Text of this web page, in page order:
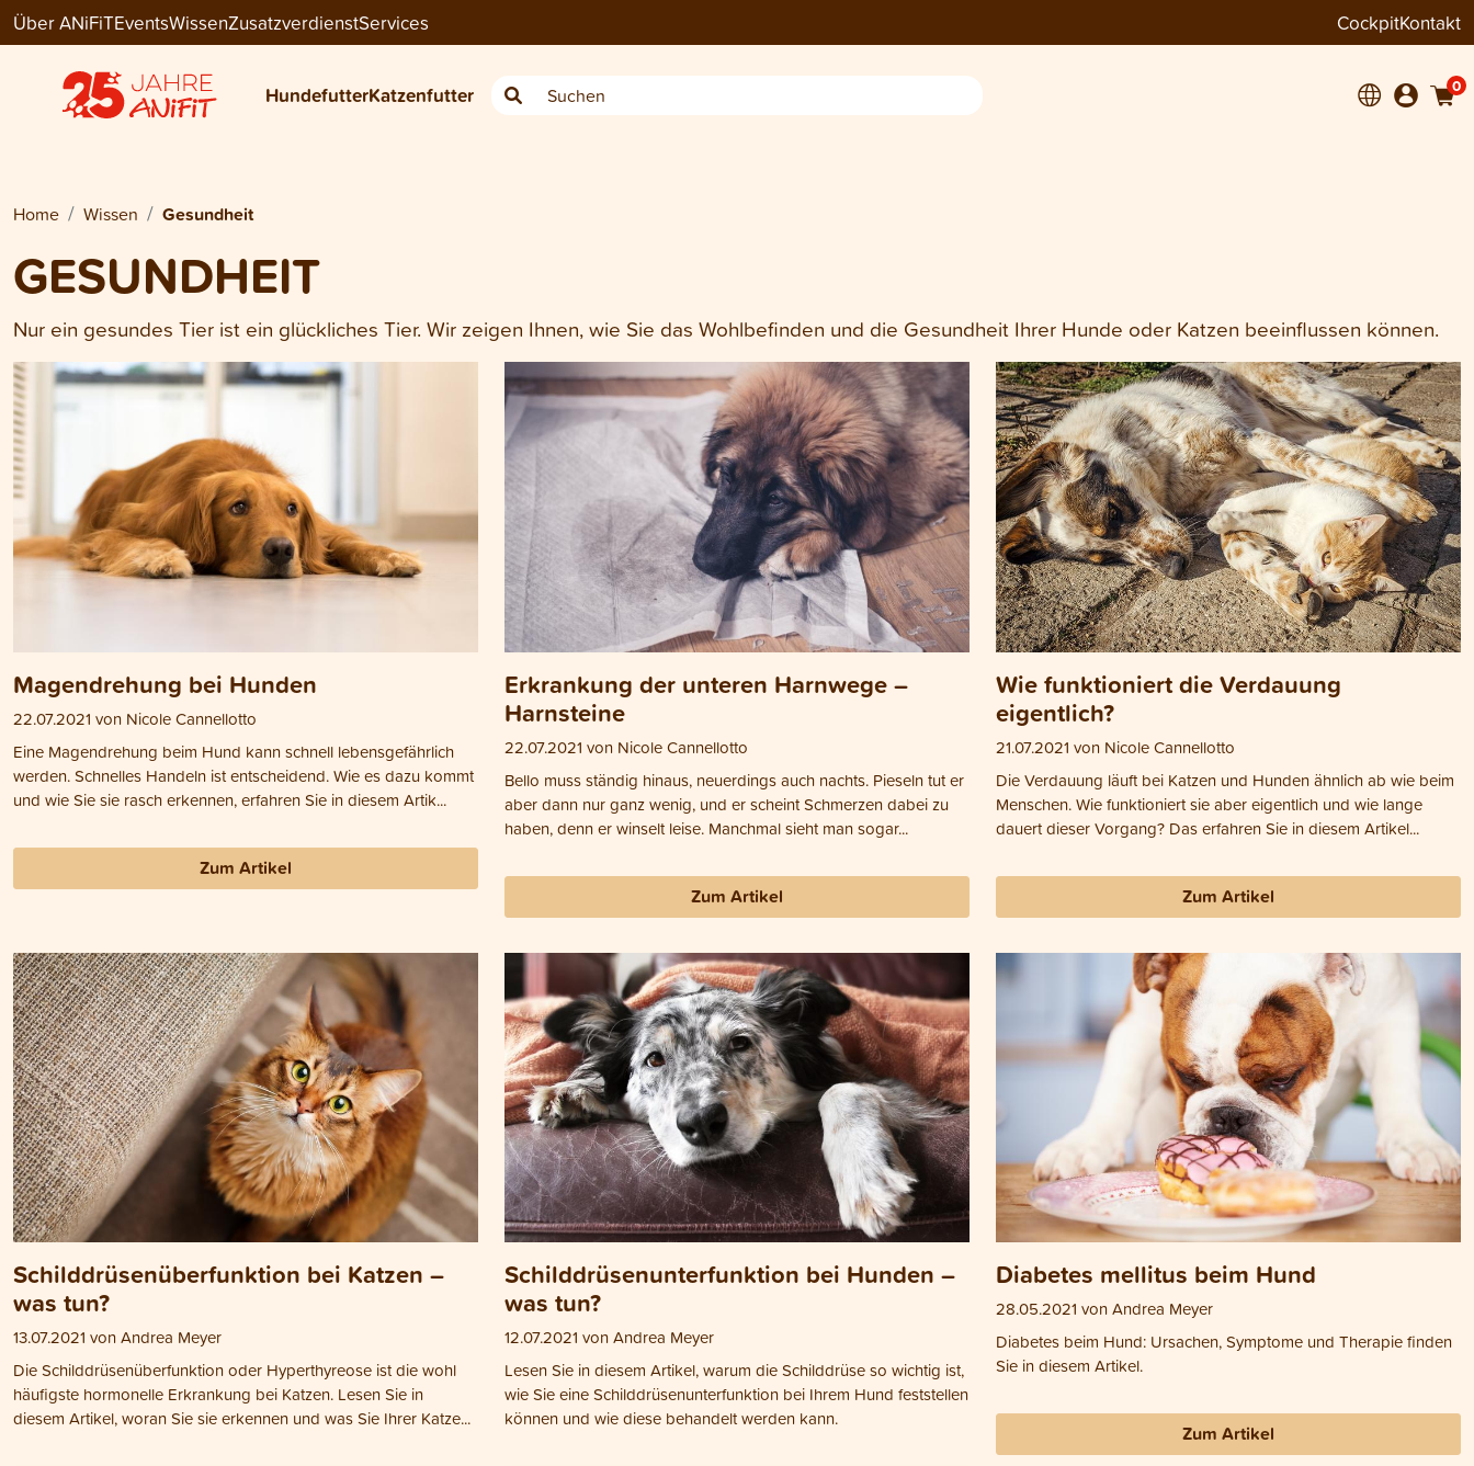
Über ANiFiTEventsWissenZusatzverdienstServices CockpitKontakt
HundefutterKatzenfutter 0
Home Wissen Gesundheit
GESUNDHEIT
Nur ein gesundes Tier ist ein glückliches Tier. Wir zeigen Ihnen, wie Sie das Wohlbefinden und die Gesundheit Ihrer Hunde oder Katzen beeinflussen können.
Magendrehung bei Hunden
22.07.2021 von Nicole Cannellotto
Eine Magendrehung beim Hund kann schnell lebensgefährlich
werden. Schnelles Handeln ist entscheidend. Wie es dazu kommt
und wie Sie sie rasch erkennen, erfahren Sie in diesem Artik...
Zum Artikel
Erkrankung der unteren Harnwege –
Harnsteine
22.07.2021 von Nicole Cannellotto
Bello muss ständig hinaus, neuerdings auch nachts. Pieseln tut er
aber dann nur ganz wenig, und er scheint Schmerzen dabei zu
haben, denn er winselt leise. Manchmal sieht man sogar...
Zum Artikel
Wie funktioniert die Verdauung
eigentlich?
21.07.2021 von Nicole Cannellotto
Die Verdauung läuft bei Katzen und Hunden ähnlich ab wie beim
Menschen. Wie funktioniert sie aber eigentlich und wie lange
dauert dieser Vorgang? Das erfahren Sie in diesem Artikel...
Zum Artikel
Schilddrüsenüberfunktion bei Katzen –
was tun?
13.07.2021 von Andrea Meyer
Die Schilddrüsenüberfunktion oder Hyperthyreose ist die wohl
häufigste hormonelle Erkrankung bei Katzen. Lesen Sie in
diesem Artikel, woran Sie sie erkennen und was Sie Ihrer Katze...
Schilddrüsenunterfunktion bei Hunden –
was tun?
12.07.2021 von Andrea Meyer
Lesen Sie in diesem Artikel, warum die Schilddrüse so wichtig ist,
wie Sie eine Schilddrüsenunterfunktion bei Ihrem Hund feststellen
können und wie diese behandelt werden kann.
Diabetes mellitus beim Hund
28.05.2021 von Andrea Meyer
Diabetes beim Hund: Ursachen, Symptome und Therapie finden
Sie in diesem Artikel.
Zum Artikel